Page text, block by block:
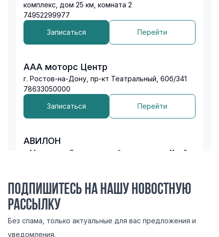
комплекс, дом 25 км, комната 2
74952299977
Записаться Перейти
ААА моторс Центр
г. Ростов-на-Дону, пр-кт Театральный, 60б/341
78633050000
Записаться Перейти
АВИЛОН
г. Москва, ул. Волгоградский проспект, д. 41, к.2
г. Москва, Москва, Автозаводская ул., 23, к.5
Подпишитесь на нашу новостную
рассылку
Без спама, только актуальные для вас предложения и
уведомления.